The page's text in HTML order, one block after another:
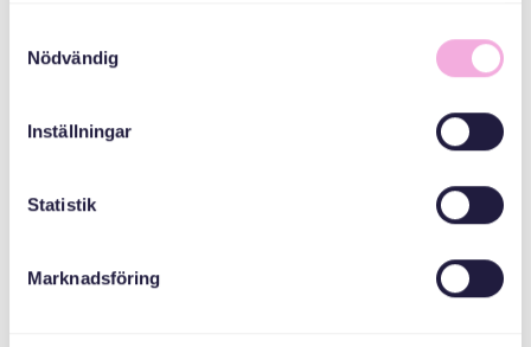
Nödvändig
Inställningar
Statistik
Marknadsföring
bokningen@svenskamedbaby.se